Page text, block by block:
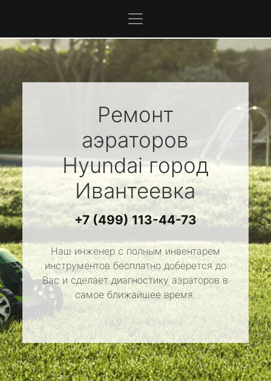
Ремонт
аэраторов
Hyundaiгород
Ивантеевка
+7 (499) 113-44-73
Наш инженер с полным инвентарем
инструментов бесплатно доберется до
Вас и сделает диагностику аэраторов в
самое ближайшее время.